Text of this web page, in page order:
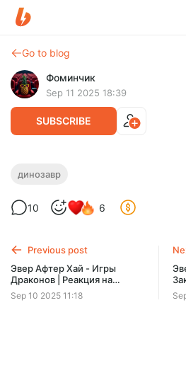
Go to blog
Фоминчик
Sep 11 2025 18:39
SUBSCRIBE
Динозавр | Реакция на
Чувствуете этот аромат?
$1.92 $1.54 per
Discount applies to the
динозавр
10 6
Previous post
Эвер Афтер Хай - Игры
Драконов | Реакция на
мультфильм
Sep 10 2025 11:18